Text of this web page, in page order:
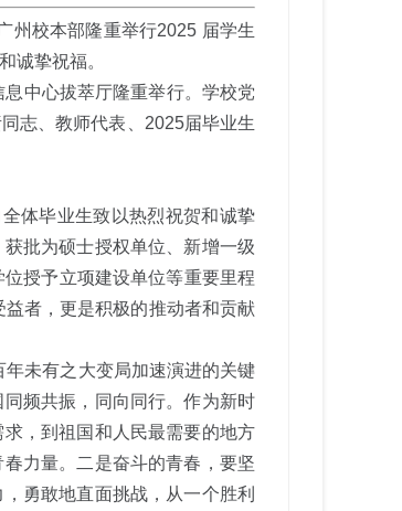
州校本部隆重举行2025 届学生
诚挚祝福。
中心拔萃厅隆重举行。学校党
志、教师代表、2025届毕业生
体毕业生致以热烈祝贺和诚挚
批为硕士授权单位、新增一级
授予立项建设单位等重要里程
者，更是积极的推动者和贡献
未有之大变局加速演进的关键
频共振，同向同行。作为新时
，到祖国和人民最需要的地方
力量。二是奋斗的青春，要坚
勇敢地直面挑战，从一个胜利